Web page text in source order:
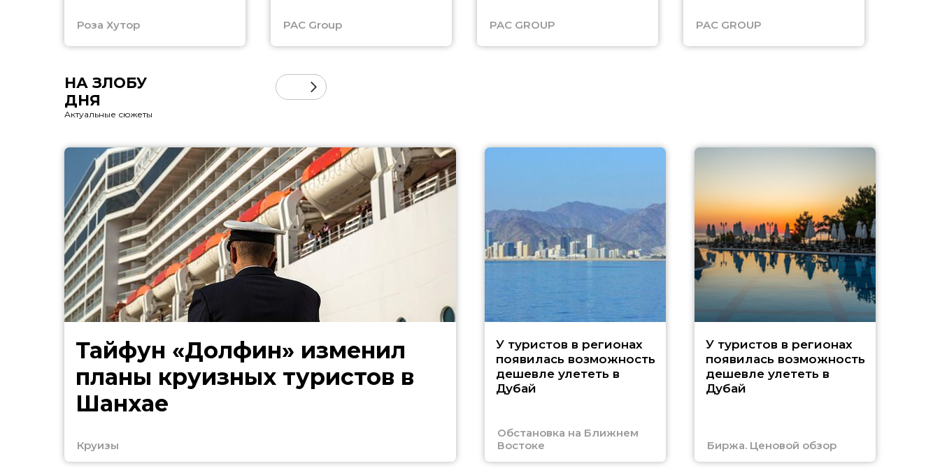
Роза Хутор PAC Group PAC GROUP PAC GROUP
НА ЗЛОБУ
ДНЯ
Актуальные сюжеты
Тайфун «Долфин» изменил
планы круизных туристов в
Шанхае
Круизы
У туристов в регионах
появилась возможность
дешевле улететь в
Дубай
Обстановка на Ближнем
Востоке
У туристов в регионах
появилась возможность
дешевле улететь в
Дубай
Биржа. Ценовой обзор